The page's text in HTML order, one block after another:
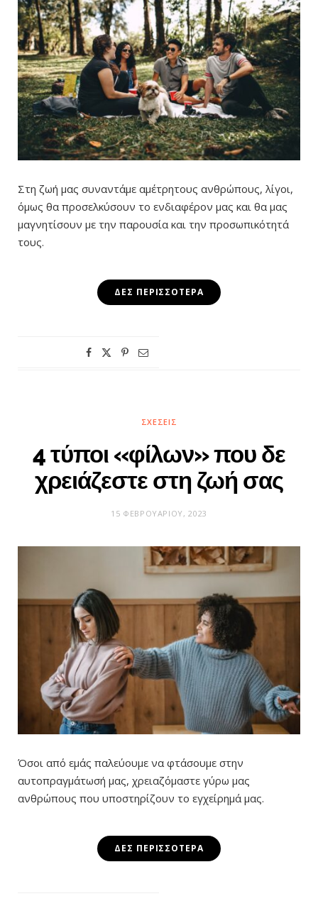
Στη ζωή μας συναντάμε αμέτρητους ανθρώπους, λίγοι,
όμως θα προσελκύσουν το ενδιαφέρον μας και θα μας
μαγνητίσουν με την παρουσία και την προσωπικότητά
τους.
ΔΕΣ ΠΕΡΙΣΣΌΤΕΡΑ
ΣΧΈΣΕΙΣ
4 τύποι «φίλων» που δε
χρειάζεστε στη ζωή σας
15 ΦΕΒΡΟΥΑΡΊΟΥ, 2023
Όσοι από εμάς παλεύουμε να φτάσουμε στην
αυτοπραγμάτωσή μας, χρειαζόμαστε γύρω μας
ανθρώπους που υποστηρίζουν το εγχείρημά μας.
ΔΕΣ ΠΕΡΙΣΣΌΤΕΡΑ